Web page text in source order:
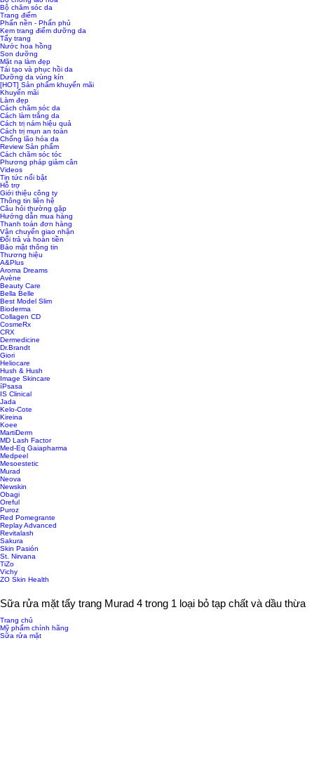
Bộ chăm sóc da
Trang điểm
Phấn nền - Phấn phủ
Kem trang điểm dưỡng da
Tẩy trang
Nước hoa hồng
Son dưỡng
Mặt nạ làm đẹp
Tái tạo và phục hồi da
Dưỡng da vùng kín
[HOT] Sản phẩm khuyến mãi
Khuyến mãi
Làm đẹp
Cách chăm sóc da
Cách làm trắng da
Cách trị nám hiệu quả
Cách trị mụn an toàn
Chống lão hóa da
Review Sản phẩm
Cách chăm sóc tóc
Phương pháp giảm cân
Videos
Tin tức nổi bật
Hỗ trợ
Giới thiệu công ty
Thông tin liên hệ
Câu hỏi thường gặp
Hướng dẫn mua hàng
Thanh toán đơn hàng
Vận chuyển giao nhận
Đổi trả và hoàn tiền
Bảo mật thông tin
Thương hiệu
A&Plus
Aroma Dreams
Avène
Beauty Care
Bella Belle
Best Model Slim
Bioderma
Collagen CD
CosmeRx
CRX
Dermedicine
Dr.Brandt
Giori
Heliocare
Hush & Hush
Image Skincare
íPsasa
IS Clinical
Jada
Kelo-Cote
Kireina
Koee
MartiDerm
MD Lash Factor
Med-Eq Gaiapharma
Medpeel
Mesoestetic
Murad
Neova
Newskin
Obagi
Oreful
Puroz
Red Pomegrante
Replay Advanced
Revitalash
Sakura
Skin Pasión
St. Nirvana
TiZo
Vichy
ZO Skin Health
Sữa rửa mặt tẩy trang Murad 4 trong 1 loại bỏ tạp chất và dầu thừa
Trang chủ
Mỹ phẩm chính hãng
Sữa rửa mặt